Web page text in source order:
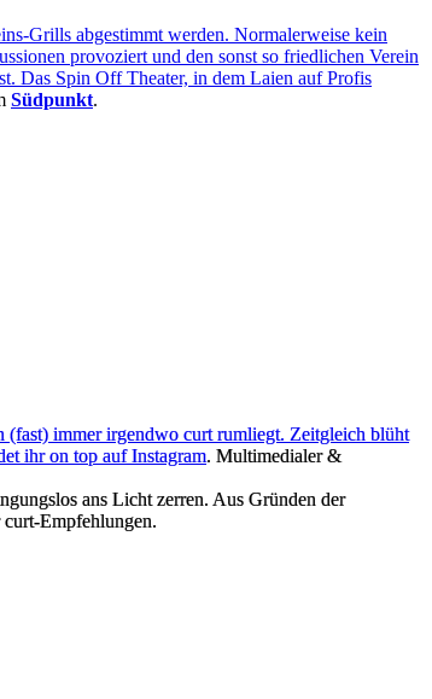
Grills abgestimmt werden. Normalerweise kein
provoziert und den sonst so friedlichen Verein
Das Spin Off Theater, in dem Laien auf Profis
Südpunkt.
(fast) immer irgendwo curt rumliegt. Zeitgleich blüht
ihr on top aufInstagram. Multimedialer &
ans Licht zerren. Aus Gründen der
Empfehlungen.